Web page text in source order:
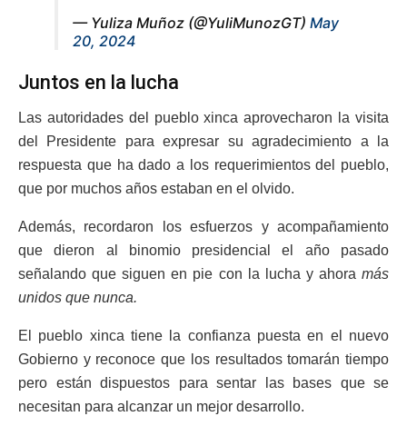
— Yuliza Muñoz (@YuliMunozGT) May
20, 2024
Juntos en la lucha
Las autoridades del pueblo xinca aprovecharon la visita
del Presidente para expresar su agradecimiento a la
respuesta que ha dado a los requerimientos del pueblo,
que por muchos años estaban en el olvido.
Además, recordaron los esfuerzos y acompañamiento
que dieron al binomio presidencial el año pasado
señalando que siguen en pie con la lucha y ahora más
unidos que nunca.
El pueblo xinca tiene la confianza puesta en el nuevo
Gobierno y reconoce que los resultados tomarán tiempo
pero están dispuestos para sentar las bases que se
necesitan para alcanzar un mejor desarrollo.